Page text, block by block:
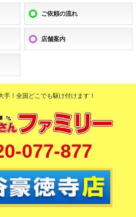
ご依頼の流れ
店舗案内
手！全国どこでも駆け付けます！
077-877